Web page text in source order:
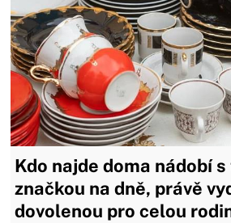
Kdo najde doma nádobí
značkou na dně, právě
dovolenou pro celou